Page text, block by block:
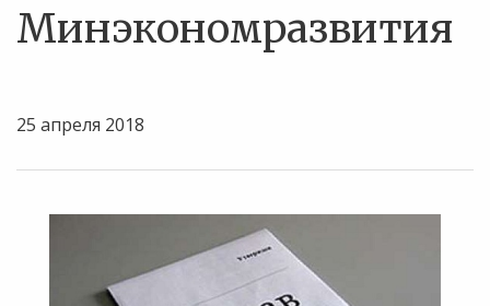
Минэкономразвития
25 апреля 2018